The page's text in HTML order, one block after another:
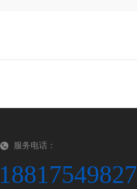
服务电话：
18817549827